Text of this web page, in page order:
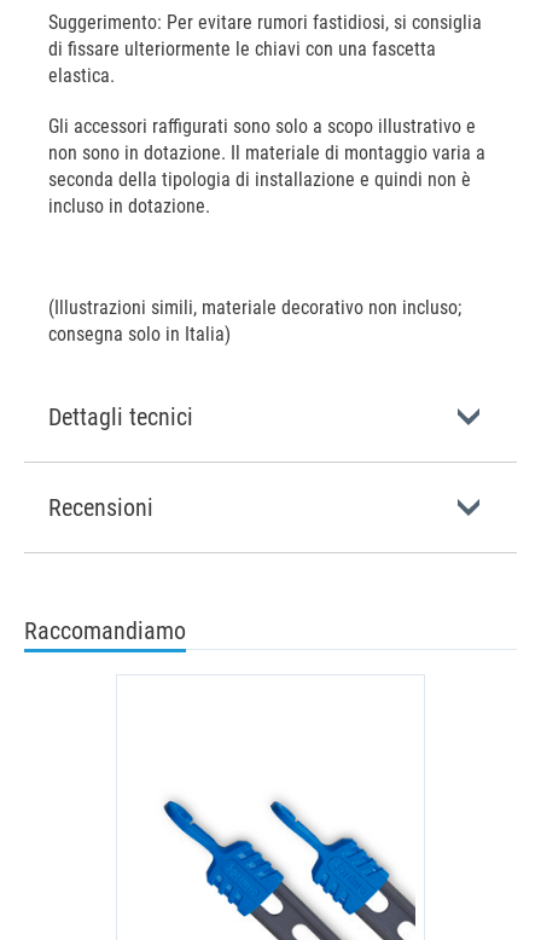
Suggerimento: Per evitare rumori fastidiosi, si consiglia
di fissare ulteriormente le chiavi con una fascetta
elastica.
Gli accessori raffigurati sono solo a scopo illustrativo e
non sono in dotazione. Il materiale di montaggio varia a
seconda della tipologia di installazione e quindi non è
incluso in dotazione.
(Illustrazioni simili, materiale decorativo non incluso;
consegna solo in Italia)
Dettagli tecnici
Recensioni
Raccomandiamo